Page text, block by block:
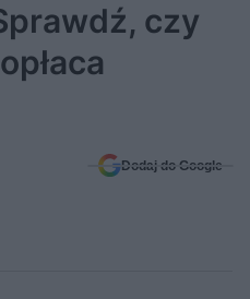
czy
Dodaj do Google